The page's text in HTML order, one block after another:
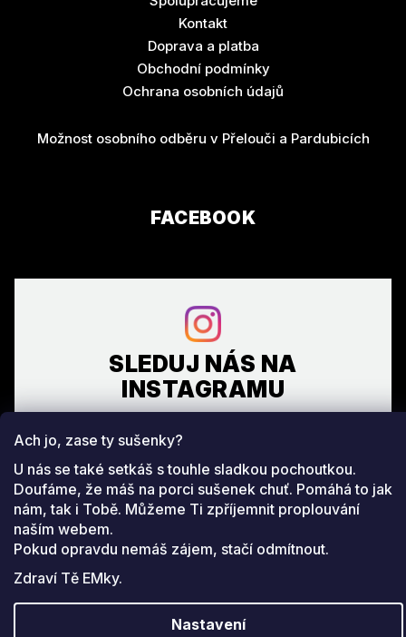
Ach jo, zase ty sušenky?
U nás se také setkáš s touhle sladkou pochoutkou.
Doufáme, že máš na porci sušenek chuť. Pomáhá to jak
nám, tak i Tobě. Můžeme Ti zpříjemnit proplouvání
naším webem.
Pokud opravdu nemáš zájem, stačí odmítnout.
Zdraví Tě EMky.
Nastavení
Kontakt
Doprava a platba
Obchodní podmínky
Ochrana osobních údajů
Možnost osobního odběru v Přelouči a Pardubicích
FACEBOOK
SLEDUJ NÁS NA
INSTAGRAMU
Facebook www.instagram.com/emeverydayfashion
Copyright 2026EM everyday fashion. Všechna práva
vyhrazena.Upravit nastavení cookies
Vytvořil Shoptet